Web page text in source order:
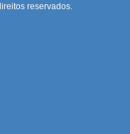
reservados.